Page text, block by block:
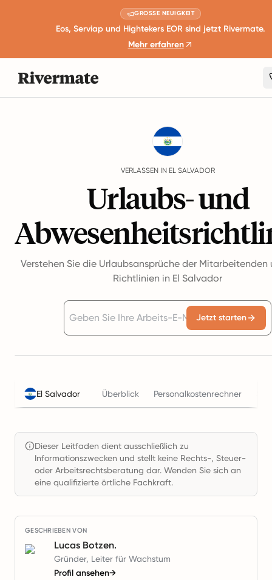
GROSSE NEUIGKEIT
Eos, Serviap und Hightekers EOR sind jetzt Rivermate.
Mehr erfahren
VERLASSEN IN EL SALVADOR
Urlaubs- und
Verstehen Sie die Urlaubsansprüche der Mitarbeitenden
Richtlinien in El Salvador
Jetzt starten
El Salvador Überblick Personalkostenrechner
Dieser Leitfaden dient ausschließlich zu
Informationszwecken und stellt keine Rechts-, Steuer-
oder Arbeitsrechtsberatung dar. Wenden Sie sich an
eine qualifizierte örtliche Fachkraft.
GESCHRIEBEN VON
Lucas Botzen.
Gründer, Leiter für Wachstum
Profil ansehen→